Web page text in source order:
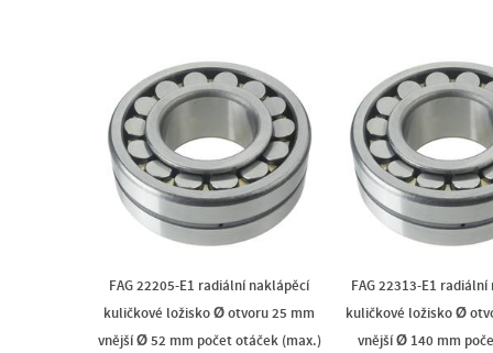
FAG 22205-E1 radiální naklápěcí
kuličkové ložisko Ø otvoru 25 mm
vnější Ø 52 mm počet otáček (max.)
FAG 22313-E1
kuličkové ložisko Ø
vnější Ø 140 mm